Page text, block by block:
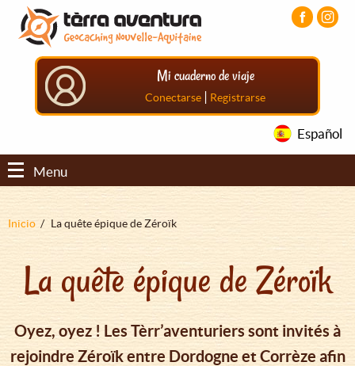
Pasar
contenido
principal
Pasar
menú
principal
Pasar
principal
Mi cuaderno de viaje
Conectarse | Registrarse
Español
Menu
Sobrescribir
ayuda
la
navegación
Inicio La quête épique de Zéroïk
La quête épique de Zéroïk
Oyez, oyez ! Les Tèrr’aventuriers sont invités à
rejoindre Zéroïk entre Dordogne et Corrèze afin